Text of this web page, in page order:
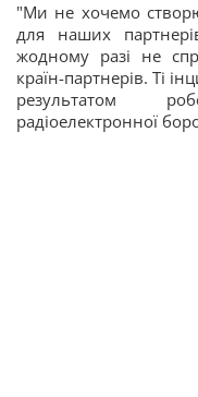
"Ми не хочемо
для наших
жодному разі не
країн-партнерів. Ті
результатом
радіоелектронної